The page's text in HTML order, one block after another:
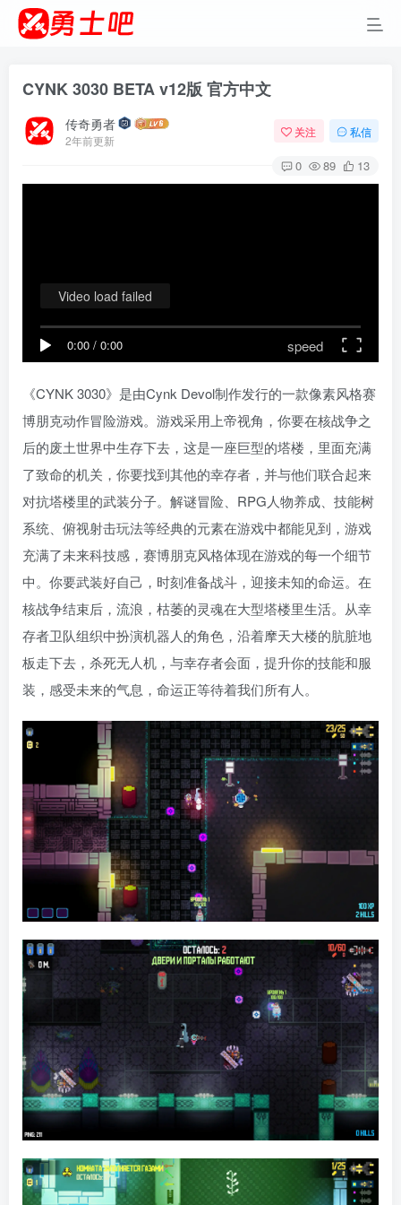
CYNK 3030 BETA v12版 官方中文
传奇勇者
2年前更新
关注 私信
0 89 13
0:00 / 0:00 speed
Video load failed
《CYNK 3030》是由Cynk Devol制作发行的一款像素风格赛
博朋克动作冒险游戏。游戏采用上帝视角，你要在核战争之
后的废土世界中生存下去，这是一座巨型的塔楼，里面充满
了致命的机关，你要找到其他的幸存者，并与他们联合起来
对抗塔楼里的武装分子。解谜冒险、RPG人物养成、技能树
系统、俯视射击玩法等经典的元素在游戏中都能见到，游戏
充满了未来科技感，赛博朋克风格体现在游戏的每一个细节
中。你要武装好自己，时刻准备战斗，迎接未知的命运。在
核战争结束后，流浪，枯萎的灵魂在大型塔楼里生活。从幸
存者卫队组织中扮演机器人的角色，沿着摩天大楼的肮脏地
板走下去，杀死无人机，与幸存者会面，提升你的技能和服
装，感受未来的气息，命运正等待着我们所有人。